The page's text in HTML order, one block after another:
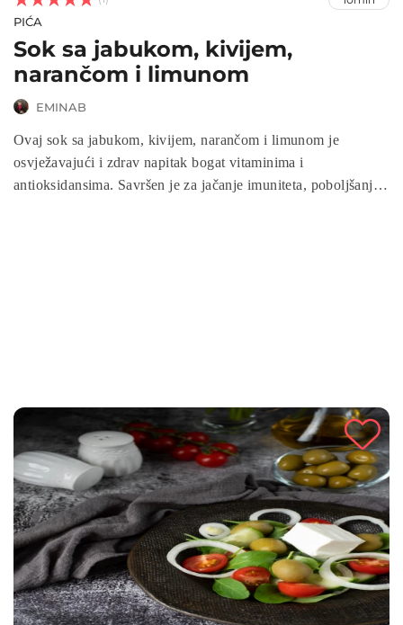
PIĆA
Sok sa jabukom, kivijem,
narančom i limunom
EMINAB
Ovaj sok sa jabukom, kivijem, narančom i limunom je
osvježavajući i zdrav napitak bogat vitaminima i
antioksidansima. Savršen je za jačanje imuniteta, poboljšanje